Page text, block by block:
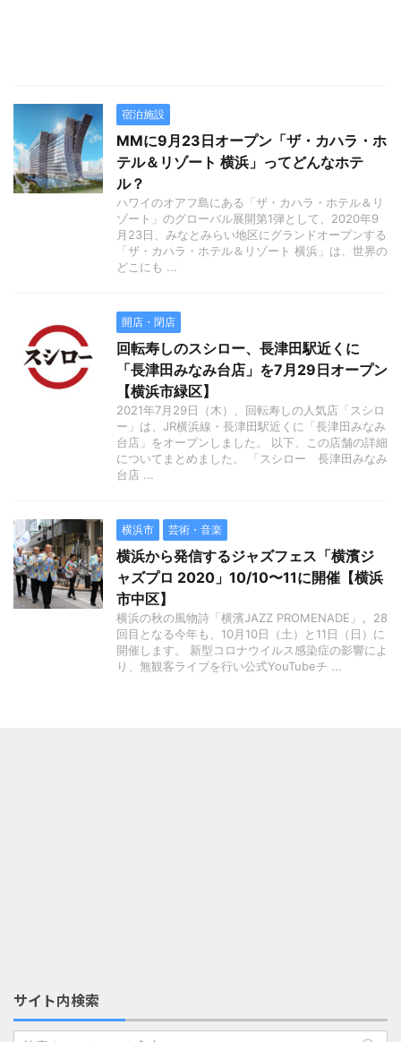
宿泊施設
MMに9月23日オープン「ザ・カハラ・ホ
テル＆リゾート 横浜」ってどんなホテ
ル？
ハワイのオアフ島にある「ザ・カハラ・ホテル＆リ
ゾート」のグローバル展開第1弾として、2020年9
月23日、みなとみらい地区にグランドオープンする
「ザ・カハラ・ホテル＆リゾート 横浜」は、世界の
どこにも ...
開店・閉店
回転寿しのスシロー、長津田駅近くに
「長津田みなみ台店」を7月29日オープン
【横浜市緑区】
2021年7月29日（木）、回転寿しの人気店「スシロ
ー」は、JR横浜線・長津田駅近くに「長津田みなみ
台店」をオープンしました。 以下、この店舗の詳細
についてまとめました。 「スシロー 長津田みなみ
台店 ...
横浜市 芸術・音楽
横浜から発信するジャズフェス「横濱ジ
ャズプロ 2020」10/10〜11に開催【横浜
市中区】
横浜の秋の風物詩「横濱JAZZ PROMENADE」。28
回目となる今年も、10月10日（土）と11日（日）に
開催します。 新型コロナウイルス感染症の影響によ
り、無観客ライブを行い公式YouTubeチ ...
サイト内検索